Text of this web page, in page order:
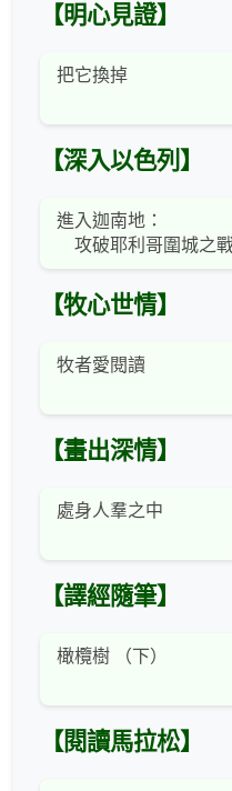
【明心見證】
把它換掉
【深入以色列】
進入迦南地：
攻破耶利哥圍城之
【牧心世情】
牧者愛閱讀
【畫出深情】
處身人羣之中
【譯經隨筆】
橄欖樹 （下）
【閱讀馬拉松】